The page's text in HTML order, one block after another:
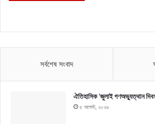
সর্বশেষ সংবাদ
ঐতিহাসিক ‘জুলাই গণঅভ্যুত্থান
৫ আগস্ট, ২০২৬